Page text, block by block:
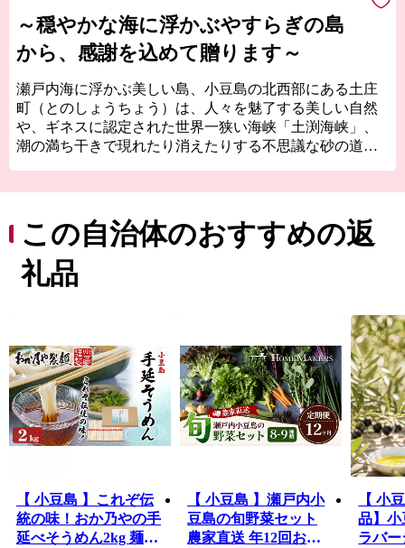
～穏やかな海に浮かぶやすらぎの島
から、感謝を込めて贈ります～
瀬戸内海に浮かぶ美しい島、小豆島の北西部にある土庄
町（とのしょうちょう）は、人々を魅了する美しい自然
や、ギネスに認定された世界一狭い海峡「土渕海峡」、
潮の満ち干きで現れたり消えたりする不思議な砂の道
明治時代に日本で唯一根付けに成功した「オリーブ」、
江戸時代から受け継がれる「醤油」、日本の三大生産地
にもなっている「そうめん」、日本一の生産量を誇る
「ごま油」、小豆島産オリーブのしぼり果実を配合した
ブ牛」、全国発信を目指す小豆島のブランド鱧 「小豆島
島鱧（しょうどしま しまはも）」など、豊かな自然で育
まれたおいしいものがいっぱい。
先人が築いた伝統的な行事や歴史的な景観を守り、後世
へと継承していくには、「ふるさとを大切にしたい」
「ふるさとの発展に貢献したい」という皆さまの貴重な
応援が不可欠です。皆さまからいただきましたご厚意
は、土庄町が掲げるまちづくりのテーマの各事業に対す
る貴重な財源として活用させていただきます。みなさま
や「第二のふるさと」として、土庄町を応援していただ
けましたら幸いです。
この自治体のおすすめの返
礼品
【 小豆島 】これぞ伝
統の味！おか乃やの手
延べそうめん2kg 麺類
【 小豆島 】瀬戸内小
豆島の旬野菜セット
農家直送 年12回お届
【 小
品】小
ラバ